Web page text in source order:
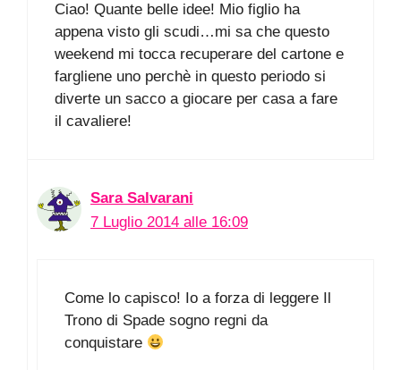
Ciao! Quante belle idee! Mio figlio ha
appena visto gli scudi…mi sa che questo
weekend mi tocca recuperare del cartone e
fargliene uno perchè in questo periodo si
diverte un sacco a giocare per casa a fare
il cavaliere!
Sara Salvarani
7 Luglio 2014 alle 16:09
Come lo capisco! Io a forza di leggere Il
Trono di Spade sogno regni da
conquistare